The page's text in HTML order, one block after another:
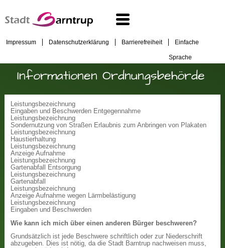
Impressum Datenschutzerklärung Barrierefreiheit Einfache
Sprache
Informationen Ordnungsbehörde
Leistungsbezeichnung
Eingaben und Beschwerden Entgegennahme
Leistungsbezeichnung
Sondernutzung von Straßen Erlaubnis zum Anbringen von Plakaten
Leistungsbezeichnung
Haustierhaltung
Leistungsbezeichnung
Anzeige Aufnahme
Leistungsbezeichnung
Gartenabfall Entsorgung
Leistungsbezeichnung
Gartenabfall
Leistungsbezeichnung
Anzeige Aufnahme wegen Lärmbelästigung
Leistungsbezeichnung
Eingaben und Beschwerden
Wie kann ich mich über einen anderen Bürger beschweren?
Grundsätzlich ist jede Beschwere schriftlich oder zur Niederschrift
abzugeben. Dies ist nötig, da die Stadt Barntrup nachweisen muss,